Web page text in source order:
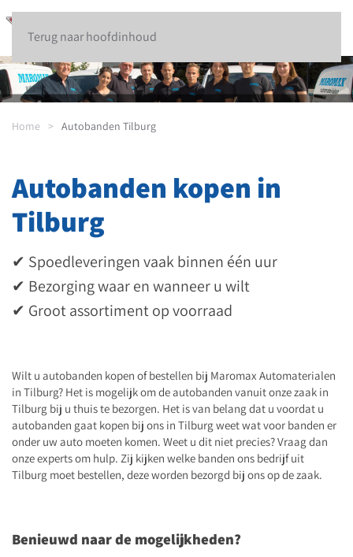
Terug naar hoofdinhoud
Home Autobanden Tilburg
Autobanden kopen in
Tilburg
✔ Spoedleveringen vaak binnen één uur
✔ Bezorging waar en wanneer u wilt
✔ Groot assortiment op voorraad
Wilt u autobanden kopen of bestellen bij Maromax Automaterialen
in Tilburg? Het is mogelijk om de autobanden vanuit onze zaak in
Tilburg bij u thuis te bezorgen. Het is van belang dat u voordat u
autobanden gaat kopen bij ons in Tilburg weet wat voor banden er
onder uw auto moeten komen. Weet u dit niet precies? Vraag dan
onze experts om hulp. Zij kijken welke banden ons bedrijf uit
Tilburg moet bestellen, deze worden bezorgd bij ons op de zaak.
Benieuwd naar de mogelijkheden?